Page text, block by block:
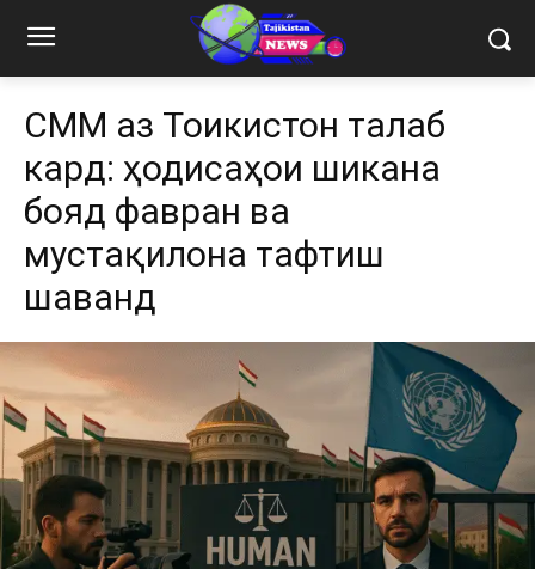
СММ аз Тоҷикистон талаб
кард: ҳодисаҳои шиканҷа
бояд фавран ва
мустақилона тафтиш
шаванд